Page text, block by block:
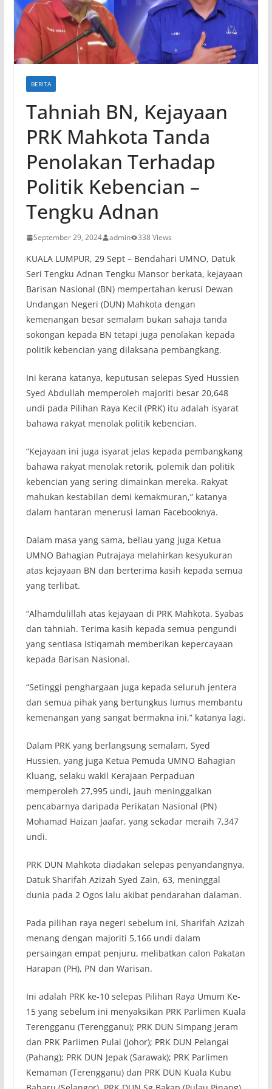
BERITA
Tahniah BN, Kejayaan
PRK Mahkota Tanda
Penolakan Terhadap
Politik Kebencian –
Tengku Adnan
September 29, 2024 admin 338 Views
KUALA LUMPUR, 29 Sept – Bendahari UMNO, Datuk
Seri Tengku Adnan Tengku Mansor berkata, kejayaan
Barisan Nasional (BN) mempertahan kerusi Dewan
Undangan Negeri (DUN) Mahkota dengan
kemenangan besar semalam bukan sahaja tanda
sokongan kepada BN tetapi juga penolakan kepada
politik kebencian yang dilaksana pembangkang.
Ini kerana katanya, keputusan selepas Syed Hussien
Syed Abdullah memperoleh majoriti besar 20,648
undi pada Pilihan Raya Kecil (PRK) itu adalah isyarat
bahawa rakyat menolak politik kebencian.
“Kejayaan ini juga isyarat jelas kepada pembangkang
bahawa rakyat menolak retorik, polemik dan politik
kebencian yang sering dimainkan mereka. Rakyat
mahukan kestabilan demi kemakmuran,” katanya
dalam hantaran menerusi laman Facebooknya.
Dalam masa yang sama, beliau yang juga Ketua
UMNO Bahagian Putrajaya melahirkan kesyukuran
atas kejayaan BN dan berterima kasih kepada semua
yang terlibat.
“Alhamdulillah atas kejayaan di PRK Mahkota. Syabas
dan tahniah. Terima kasih kepada semua pengundi
yang sentiasa istiqamah memberikan kepercayaan
kepada Barisan Nasional.
“Setinggi penghargaan juga kepada seluruh jentera
dan semua pihak yang bertungkus lumus membantu
kemenangan yang sangat bermakna ini,” katanya lagi.
Dalam PRK yang berlangsung semalam, Syed
Hussien, yang juga Ketua Pemuda UMNO Bahagian
Kluang, selaku wakil Kerajaan Perpaduan
memperoleh 27,995 undi, jauh meninggalkan
pencabarnya daripada Perikatan Nasional (PN)
Mohamad Haizan Jaafar, yang sekadar meraih 7,347
undi.
PRK DUN Mahkota diadakan selepas penyandangnya,
Datuk Sharifah Azizah Syed Zain, 63, meninggal
dunia pada 2 Ogos lalu akibat pendarahan dalaman.
Pada pilihan raya negeri sebelum ini, Sharifah Azizah
menang dengan majoriti 5,166 undi dalam
persaingan empat penjuru, melibatkan calon Pakatan
Harapan (PH), PN dan Warisan.
Ini adalah PRK ke-10 selepas Pilihan Raya Umum Ke-
15 yang sebelum ini menyaksikan PRK Parlimen Kuala
Terengganu (Terengganu); PRK DUN Simpang Jeram
dan PRK Parlimen Pulai (Johor); PRK DUN Pelangai
(Pahang); PRK DUN Jepak (Sarawak); PRK Parlimen
Kemaman (Terengganu) dan PRK DUN Kuala Kubu